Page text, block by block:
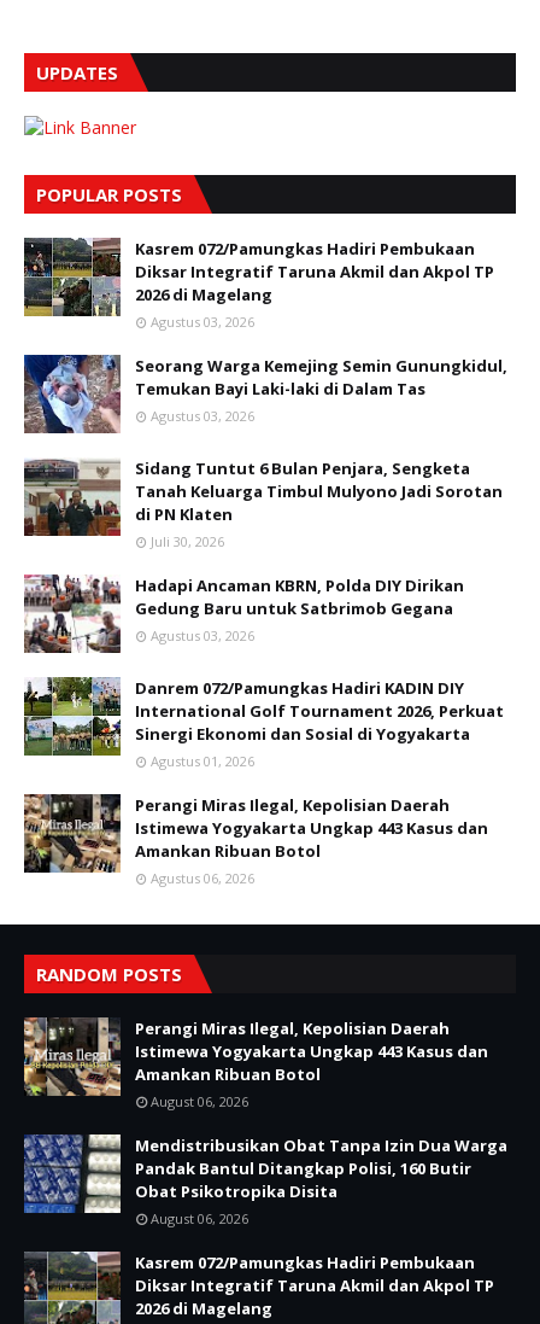
UPDATES
POPULAR POSTS
Kasrem 072/Pamungkas Hadiri Pembukaan
Diksar Integratif Taruna Akmil dan Akpol TP
2026 di Magelang
Agustus 03, 2026
Seorang Warga Kemejing Semin Gunungkidul,
Temukan Bayi Laki-laki di Dalam Tas
Agustus 03, 2026
Sidang Tuntut 6 Bulan Penjara, Sengketa
Tanah Keluarga Timbul Mulyono Jadi Sorotan
di PN Klaten
Juli 30, 2026
Hadapi Ancaman KBRN, Polda DIY Dirikan
Gedung Baru untuk Satbrimob Gegana
Agustus 03, 2026
Danrem 072/Pamungkas Hadiri KADIN DIY
International Golf Tournament 2026, Perkuat
Sinergi Ekonomi dan Sosial di Yogyakarta
Agustus 01, 2026
Perangi Miras Ilegal, Kepolisian Daerah
Istimewa Yogyakarta Ungkap 443 Kasus dan
Amankan Ribuan Botol
Agustus 06, 2026
RANDOM POSTS
Perangi Miras Ilegal, Kepolisian Daerah
Istimewa Yogyakarta Ungkap 443 Kasus dan
Amankan Ribuan Botol
August 06, 2026
Mendistribusikan Obat Tanpa Izin Dua Warga
Pandak Bantul Ditangkap Polisi, 160 Butir
Obat Psikotropika Disita
August 06, 2026
Kasrem 072/Pamungkas Hadiri Pembukaan
Diksar Integratif Taruna Akmil dan Akpol TP
2026 di Magelang